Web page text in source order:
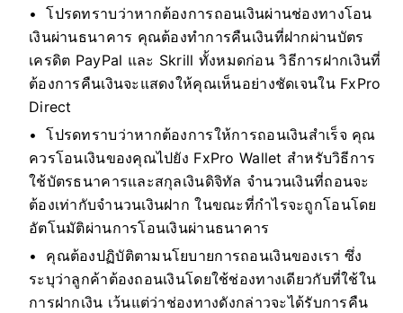
โปรดทราบว่าหากต้องการถอนเงินผ่านช่องทางโอน
เงินผ่านธนาคาร คุณต้องทำการคืนเงินที่ฝากผ่านบัตร
เครดิต PayPal และ Skrill ทั้งหมดก่อน วิธีการฝากเงินที่
ต้องการคืนเงินจะแสดงให้คุณเห็นอย่างชัดเจนใน FxPro
Direct
โปรดทราบว่าหากต้องการให้การถอนเงินสำเร็จ คุณ
ควรโอนเงินของคุณไปยัง FxPro Wallet สำหรับวิธีการ
ใช้บัตรธนาคารและสกุลเงินดิจิทัล จำนวนเงินที่ถอนจะ
ต้องเท่ากับจำนวนเงินฝาก ในขณะที่กำไรจะถูกโอนโดย
อัตโนมัติผ่านการโอนเงินผ่านธนาคาร
คุณต้องปฏิบัติตามนโยบายการถอนเงินของเรา ซึ่ง
ระบุว่าลูกค้าต้องถอนเงินโดยใช้ช่องทางเดียวกับที่ใช้ใน
การฝากเงิน เว้นแต่ว่าช่องทางดังกล่าวจะได้รับการคืน